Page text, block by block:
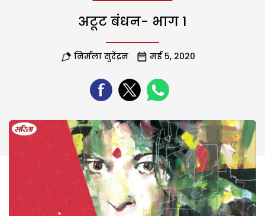
अटूट बंधन- भाग 1
निर्मला सुरेंद्रन मई 5, 2020